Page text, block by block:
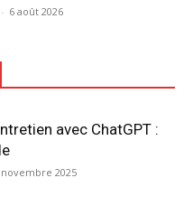
- 6 août 2026
avec ChatGPT :
novembre 2025